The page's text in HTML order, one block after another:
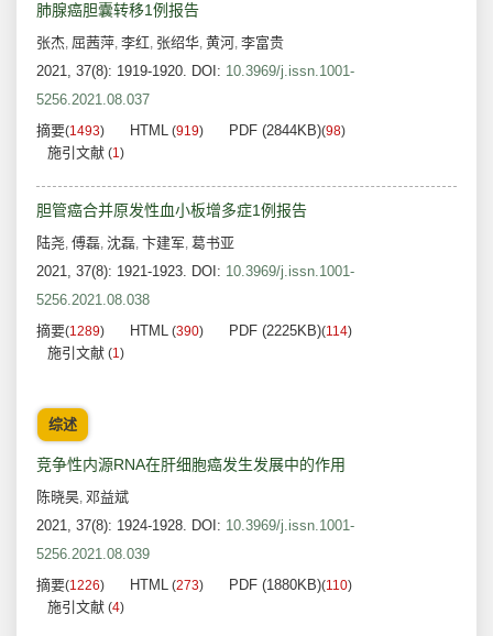
肺腺癌胆囊转移1例报告
张杰, 屈茜萍, 李红, 张绍华, 黄河, 李富贵
2021, 37(8): 1919-1920. DOI: 10.3969/j.issn.1001-
5256.2021.08.037
摘要(1493) HTML (919) PDF (2844KB)(98)
施引文献 (1)
胆管癌合并原发性血小板增多症1例报告
陆尧, 傅磊, 沈磊, 卞建军, 葛书亚
2021, 37(8): 1921-1923. DOI: 10.3969/j.issn.1001-
5256.2021.08.038
摘要(1289) HTML (390) PDF (2225KB)(114)
施引文献 (1)
综述
竞争性内源RNA在肝细胞癌发生发展中的作用
陈晓昊, 邓益斌
2021, 37(8): 1924-1928. DOI: 10.3969/j.issn.1001-
5256.2021.08.039
摘要(1226) HTML (273) PDF (1880KB)(110)
施引文献 (4)